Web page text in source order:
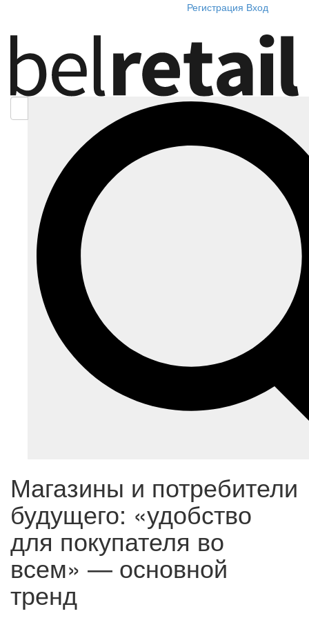
Регистрация Вход
Магазины и потребители
будущего: «удобство
для покупателя во
всем» — основной
тренд